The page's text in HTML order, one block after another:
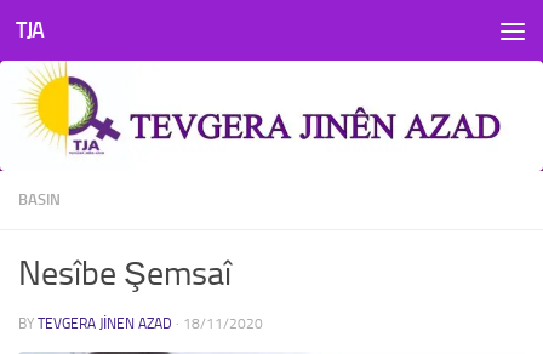
Skip to content
TJA
BASIN
Nesîbe Şemsaî
BY TEVGERA JINEN AZAD · 18/11/2020